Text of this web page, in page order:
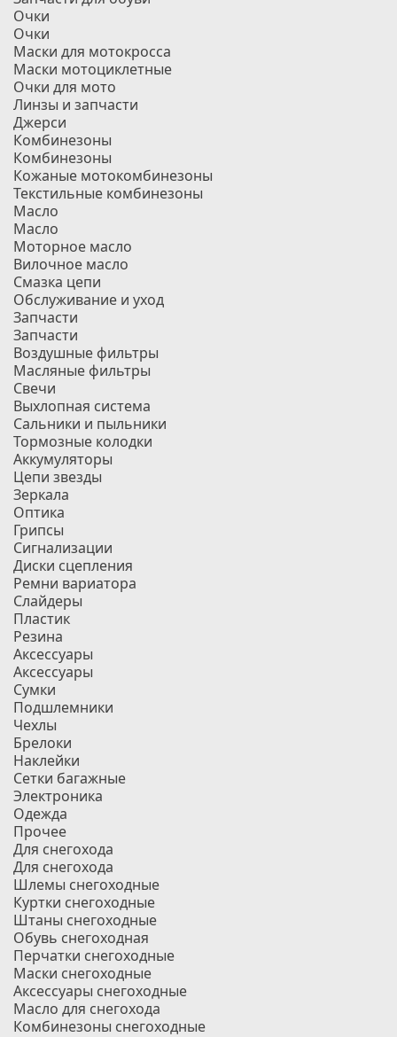
Очки
Очки
Маски для мотокросса
Маски мотоциклетные
Очки для мото
Линзы и запчасти
Джерси
Комбинезоны
Комбинезоны
Кожаные мотокомбинезоны
Текстильные комбинезоны
Масло
Масло
Моторное масло
Вилочное масло
Смазка цепи
Обслуживание и уход
Запчасти
Запчасти
Воздушные фильтры
Масляные фильтры
Свечи
Выхлопная система
Сальники и пыльники
Тормозные колодки
Аккумуляторы
Цепи звезды
Зеркала
Оптика
Грипсы
Сигнализации
Диски сцепления
Ремни вариатора
Слайдеры
Пластик
Резина
Аксессуары
Аксессуары
Сумки
Подшлемники
Чехлы
Брелоки
Наклейки
Сетки багажные
Электроника
Одежда
Прочее
Для снегохода
Для снегохода
Шлемы снегоходные
Куртки снегоходные
Штаны снегоходные
Обувь снегоходная
Перчатки снегоходные
Маски снегоходные
Аксессуары снегоходные
Масло для снегохода
Комбинезоны снегоходные